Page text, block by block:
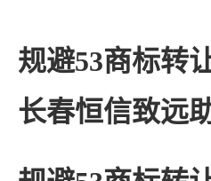
规避53商标转
长春恒信致远